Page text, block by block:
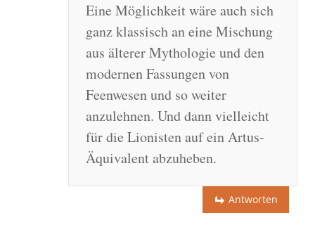
Eine Möglichkeit wäre auch sich
ganz klassisch an eine Mischung
aus älterer Mythologie und den
modernen Fassungen von
Feenwesen und so weiter
anzulehnen. Und dann vielleicht
für die Lionisten auf ein Artus-
Äquivalent abzuheben.
Antworten